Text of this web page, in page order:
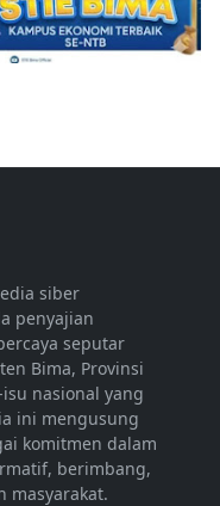
siber
penyajian
seputar
Bima, Provinsi
nasional yang
ini mengusung
komitmen dalam
berimbang,
masyarakat.